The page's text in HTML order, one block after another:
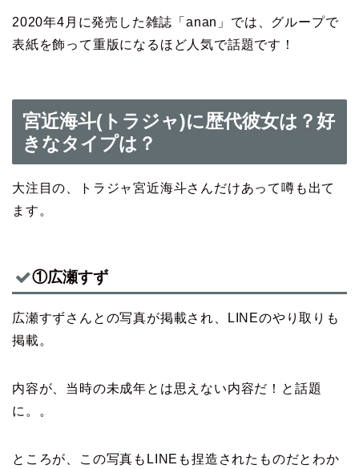
2020年4月に発売した雑誌「anan」では、グループで
表紙を飾って重版になるほど人気で話題です！
宮近海斗(トラジャ)に歴代彼女は？好
きなタイプは？
大注目の、トラジャ宮近海斗さんだけあって噂も出て
ます。
①広瀬すず
広瀬すずさんとの写真が掲載され、LINEのやり取りも
掲載。
内容が、当時の未成年とは思えない内容だ！と話題
に。。
ところが、この写真もLINEも捏造されたものだとわか